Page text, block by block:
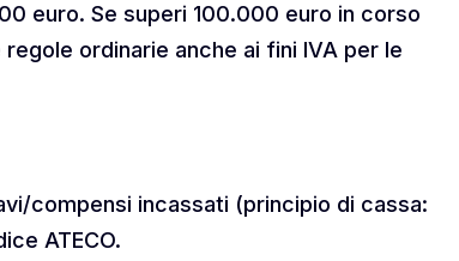
euro. Se superi 100.000 euro in corso
ordinarie anche ai fini IVA per le
compensi incassati (principio di cassa:
ATECO.